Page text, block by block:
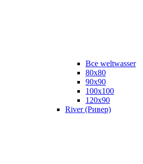
Все weltwasser
80x80
90x90
100x100
120x90
River (Ривер)